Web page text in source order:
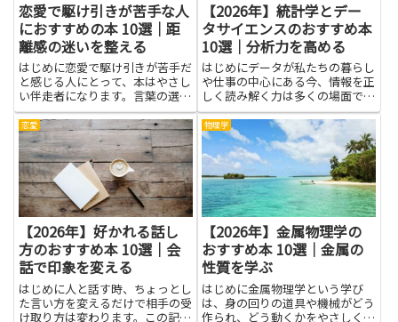
恋愛で駆け引きが苦手な人
におすすめの本 10選｜距
離感の迷いを整える
はじめに恋愛で駆け引きが苦手だ
と感じる人にとって、本はやさし
い伴走者になります。言葉の選び
方や態度の示し方、相手との距離
感をどう保つかといった具体的な
場面が豊富に紹介されているた
め、頭の中のもやもやを整理しや
すくなるからです。また、心理学
に...
【2026年】統計学とデー
タサイエンスのおすすめ本
10選｜分析力を高める
はじめにデータが私たちの暮らし
や仕事の中心にある今、情報を正
しく読み解く力は多くの場面で役
立ちます。統計学とデータサイエ
ンスは、集めたデータを整理し、
傾向を見つけ、判断の根拠を育て
るための基本的な道具です。専門
的な数式を避けても、データの
裏...
恋愛
【2026年】好かれる話し
方のおすすめ本 10選｜会
話で印象を変える
はじめに人と話す時、ちょっとし
た言い方を変えるだけで相手の受
け取り方は変わります。この記事
物理学
【2026年】金属物理学の
おすすめ本 10選｜金属の
性質を学ぶ
はじめに金属物理学という学び
は、身の回りの道具や機械がどう
作られ、どう動くかをやさしくつ